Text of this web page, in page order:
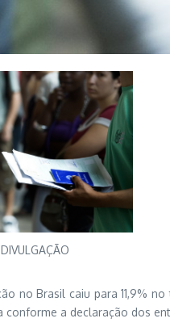
no Brasil caiu para 11,9%
conforme a declaração dos